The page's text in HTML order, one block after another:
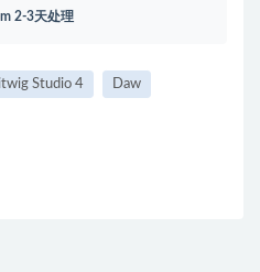
2-3天处理
Studio 4 Daw